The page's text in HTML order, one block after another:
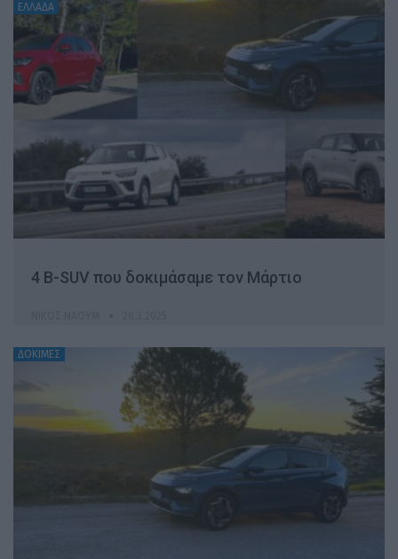
ΕΛΛΑΔΑ
4 B-SUV που δοκιμάσαμε τον Μάρτιο
ΔΟΚΙΜΕΣ